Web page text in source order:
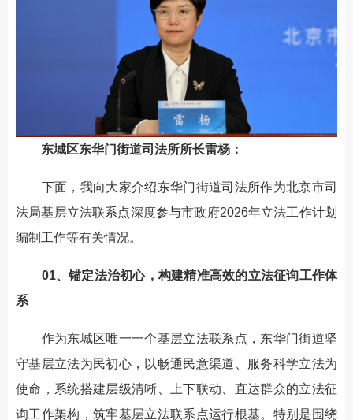
东城区东华门街道司法所所长雷杨：
下面，我向大家介绍东华门街道司法所作为北京市司
法局基层立法联系点深度参与市政府2026年立法工作计划
编制工作等有关情况。
01、锚定法治初心，构建精准高效的立法征询工作体
系
作为东城区唯一一个基层立法联系点，东华门街道坚
守基层立法为民初心，以畅通民意渠道、服务科学立法为
使命，系统搭建层级清晰、上下联动、直达群众的立法征
询工作架构，筑牢基层立法联系点运行根基。特别是围绕